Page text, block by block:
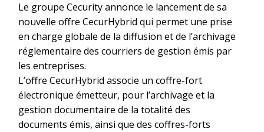
Le groupe Cecurity annonce le lancement de sa
nouvelle offre CecurHybrid qui permet une prise
en charge globale de la diffusion et de l’archivage
réglementaire des courriers de gestion émis par
les entreprises.
L’offre CecurHybrid associe un coffre-fort
électronique émetteur, pour l’archivage et la
gestion documentaire de la totalité des
documents émis, ainsi que des coffres-forts